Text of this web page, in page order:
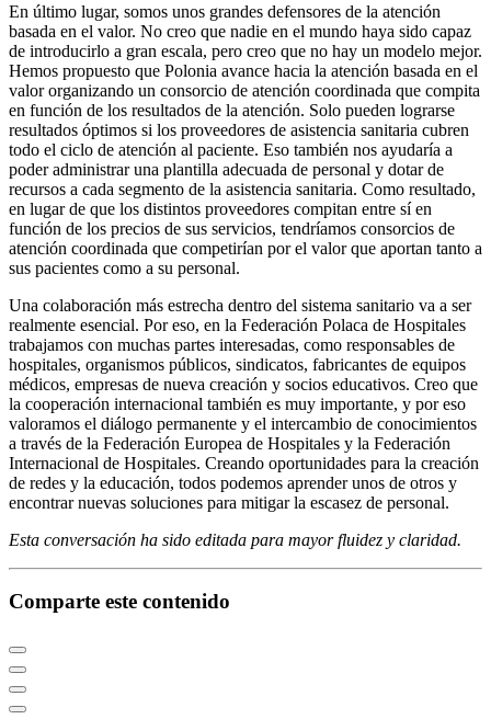
En último lugar, somos unos grandes defensores de la atención
basada en el valor. No creo que nadie en el mundo haya sido capaz
de introducirlo a gran escala, pero creo que no hay un modelo mejor.
Hemos propuesto que Polonia avance hacia la atención basada en el
valor organizando un consorcio de atención coordinada que compita
en función de los resultados de la atención. Solo pueden lograrse
resultados óptimos si los proveedores de asistencia sanitaria cubren
todo el ciclo de atención al paciente. Eso también nos ayudaría a
poder administrar una plantilla adecuada de personal y dotar de
recursos a cada segmento de la asistencia sanitaria. Como resultado,
en lugar de que los distintos proveedores compitan entre sí en
función de los precios de sus servicios, tendríamos consorcios de
atención coordinada que competirían por el valor que aportan tanto a
sus pacientes como a su personal.
Una colaboración más estrecha dentro del sistema sanitario va a ser
realmente esencial. Por eso, en la Federación Polaca de Hospitales
trabajamos con muchas partes interesadas, como responsables de
hospitales, organismos públicos, sindicatos, fabricantes de equipos
médicos, empresas de nueva creación y socios educativos. Creo que
la cooperación internacional también es muy importante, y por eso
valoramos el diálogo permanente y el intercambio de conocimientos
a través de la Federación Europea de Hospitales y la Federación
Internacional de Hospitales. Creando oportunidades para la creación
de redes y la educación, todos podemos aprender unos de otros y
encontrar nuevas soluciones para mitigar la escasez de personal.
Esta conversación ha sido editada para mayor fluidez y claridad.
Comparte este contenido